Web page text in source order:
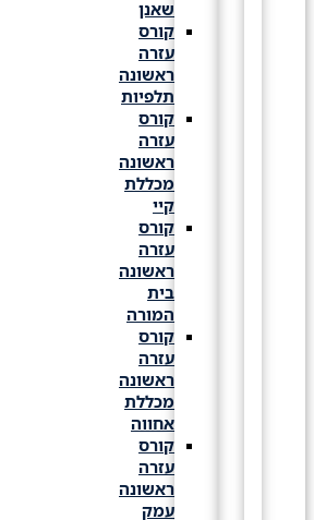
קורס
עזרה
ראשונה
תלפיות
קורס
עזרה
ראשונה
מכללת
קורס
עזרה
ראשונה
המורה
קורס
עזרה
ראשונה
מכללת
אחווה
קורס
עזרה
ראשונה